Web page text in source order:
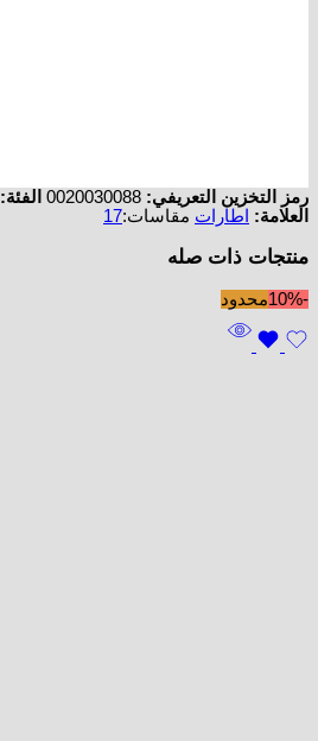
رمز التخزين التعريفي: 0020030088 الفئة:
العلامة: اطارات مقاسات:17
منتجات ذات صله
-10% محدود